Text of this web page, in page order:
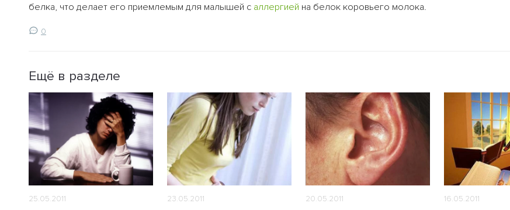
белка, что делает его приемлемым для малышей с аллергией на белок коровьего молока.
0
Ещё в разделе
25.05.2011 23.05.2011 20.05.2011 16.05.2011